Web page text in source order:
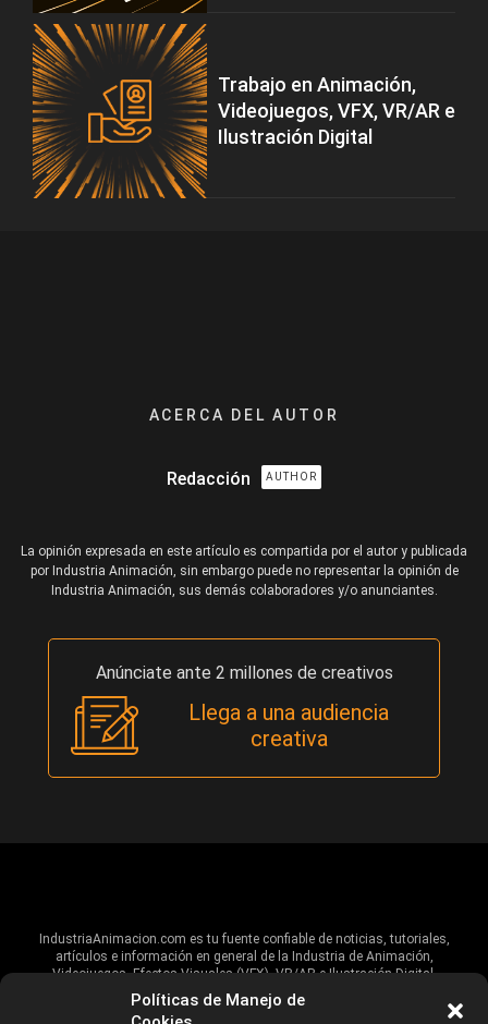
Políticas de Manejo de
Trabajo en Animación,
Videojuegos, VFX, VR/AR e
Ilustración Digital
ACERCA DEL AUTOR
Redacción AUTHOR
La opinión expresada en este artículo es compartida por el autor y publicada
por Industria Animación, sin embargo puede no representar la opinión de
Industria Animación, sus demás colaboradores y/o anunciantes.
Anúnciate ante 2 millones de creativos
Llega a una audiencia
creativa
IndustriaAnimacion.com es tu fuente confiable de noticias, tutoriales,
artículos e información en general de la Industria de Animación,
Videojuegos, Efectos Visuales (VFX), VR/AR e Ilustración Digital.
Hablamos de estas industrias y su alcance global, pero damos un énfasis